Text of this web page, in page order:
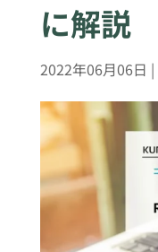
に解説
2022年06月06日 |